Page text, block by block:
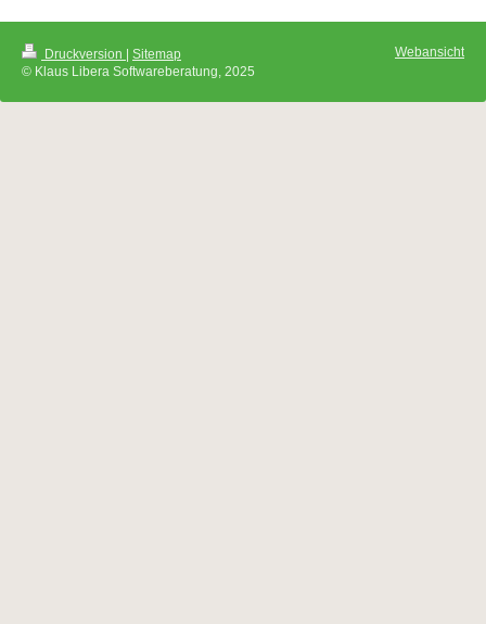
Druckversion
Sitemap
© Klaus Libera Softwareberatung, 2025
Webansicht